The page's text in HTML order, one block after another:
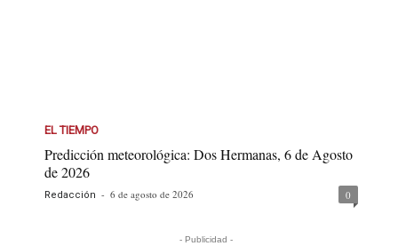
EL TIEMPO
Predicción meteorológica: Dos Hermanas, 6 de Agosto
de 2026
Redacción - 6 de agosto de 2026 0
- Publicidad -